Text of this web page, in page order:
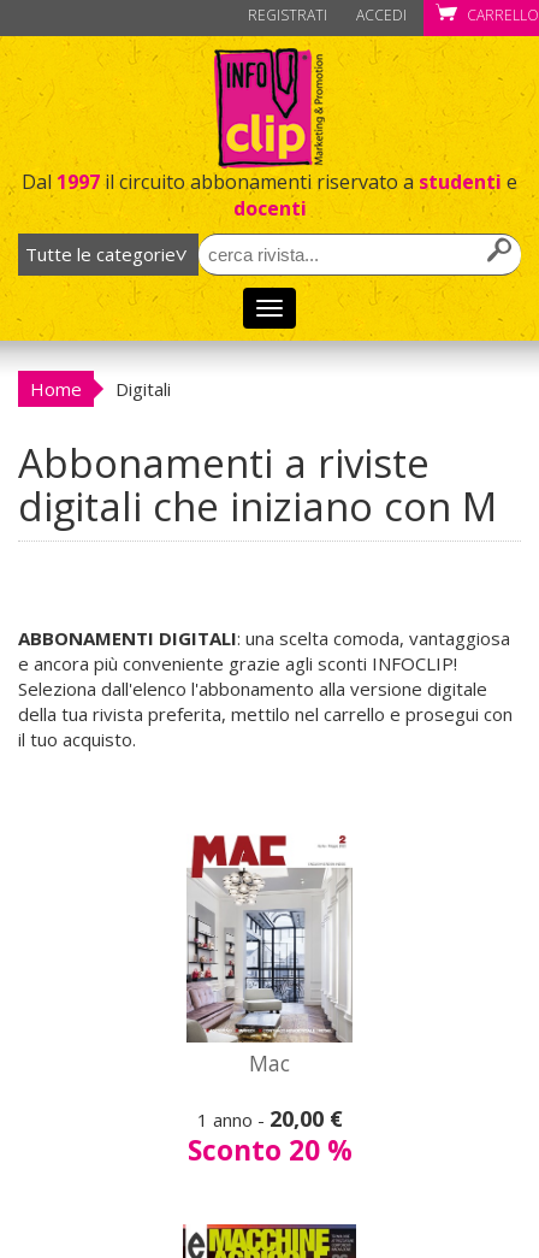
REGISTRATI ACCEDI CARRELLO
Dal 1997il circuito abbonamenti riservato a studenti e
docenti
Toggle
navigation
Home Digitali
Abbonamenti a riviste
digitali che iniziano con M
ABBONAMENTI DIGITALI: una scelta comoda, vantaggiosa
e ancora più conveniente grazie agli sconti INFOCLIP!
Seleziona dall'elenco l'abbonamento alla versione digitale
della tua rivista preferita, mettilo nel carrello e prosegui con
il tuo acquisto.
A partire da
20,00 €
Mac
Mac
1 anno - 20,00 €
Sconto 20 %
A partire da
17,50 €
Macchine Agricole
Vedi